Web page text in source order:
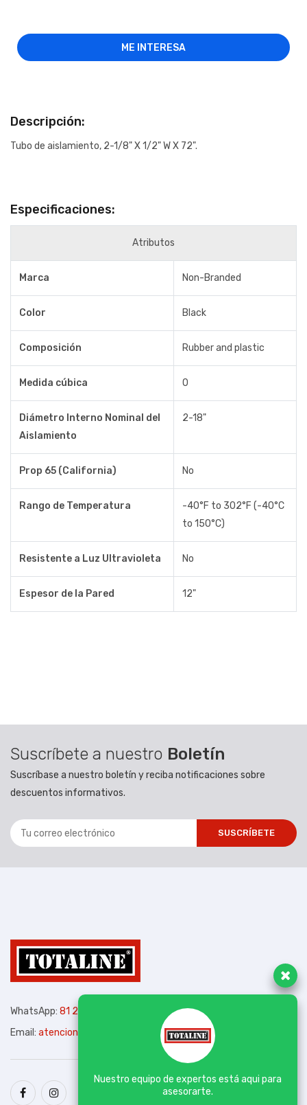
ME INTERESA
Descripción:
Tubo de aislamiento, 2-1/8" X 1/2" W X 72".
Especificaciones:
Atributos
Marca Non-Branded
Color Black
Composición Rubber and plastic
Medida cúbica 0
Diámetro Interno Nominal del
Aislamiento
2-18"
Prop 65 (California) No
Rango de Temperatura
-40°F to 302°F (-40°C
to 150°C)
Resistente a Luz Ultravioleta No
Espesor de la Pared 12"
Suscríbete a nuestro Boletín
Suscríbase a nuestro boletín y reciba notificaciones sobre
descuentos informativos.
SUSCRÍBETE
WhatsApp: 81 2572 8308
Email: atencion@totalinemexico.com
Nuestro equipo de expertos está aqui para
asesorarte.